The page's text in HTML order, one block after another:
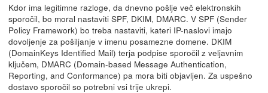
Kdor ima legitimne razloge, da dnevno pošlje več elektronskih
sporočil, bo moral nastaviti SPF, DKIM, DMARC. V SPF (Sender
Policy Framework) bo treba nastaviti, kateri IP-naslovi imajo
dovoljenje za pošiljanje v imenu posamezne domene. DKIM
(DomainKeys Identified Mail) terja podpise sporočil z veljavnim
ključem, DMARC (Domain-based Message Authentication,
Reporting, and Conformance) pa mora biti objavljen. Za uspešno
dostavo sporočil so potrebni vsi trije ukrepi.